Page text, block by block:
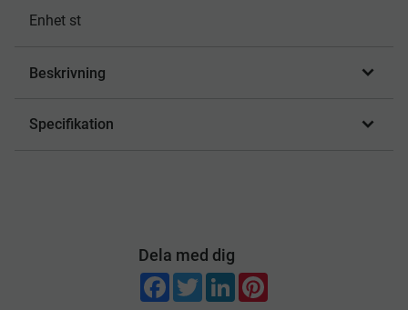
Enhet st
Beskrivning
Specifikation
Dela med dig
F
T
w
L